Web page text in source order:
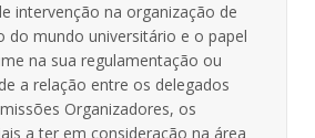
intervenção na organização de
do mundo universitário e o papel
na sua regulamentação ou
a relação entre os delegados
Organizadores, os
a ter em consideração na área